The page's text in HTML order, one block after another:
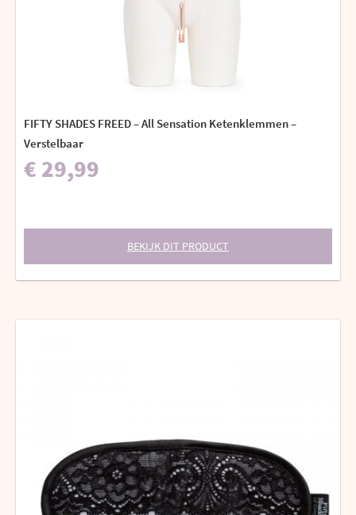
FIFTY SHADES FREED – All Sensation Ketenklemmen –
Verstelbaar
€ 29,99
BEKIJK DIT PRODUCT